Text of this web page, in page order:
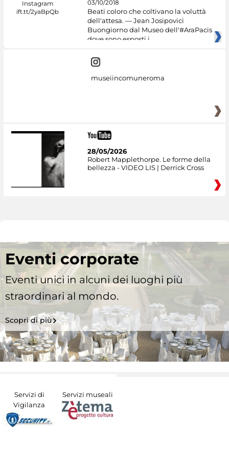
03/10/2018
Beati coloro che coltivano la voluttà
dell'attesa. — Jean Josipovici
Buongiorno dal Museo dell'#AraPacis
dove sono esposti i
museiincomuneroma
28/05/2026
Robert Mapplethorpe. Le forme della
bellezza - VIDEO LIS | Derrick Cross
Eventi corporate
Eventi unici in alcuni dei luoghi più
straordinari al mondo.
Scopri di più
Servizi di
Vigilanza
Servizi museali